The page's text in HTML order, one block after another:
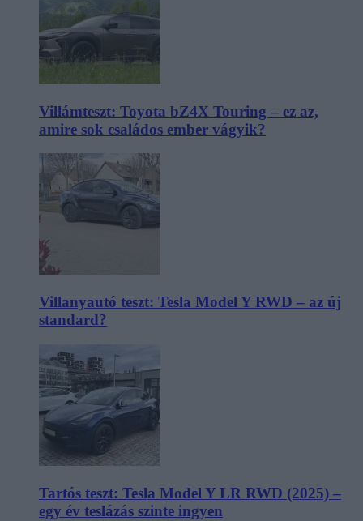
Villámteszt: Toyota bZ4X Touring – ez az,
amire sok családos ember vágyik?
Villanyautó teszt: Tesla Model Y RWD – az új
standard?
Tartós teszt: Tesla Model Y LR RWD (2025) –
egy év teslázás szinte ingyen